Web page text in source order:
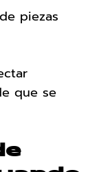
piezas
que se